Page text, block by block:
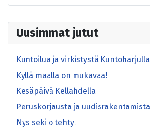
Uusimmat jutut
Kuntoilua ja virkistystä Kuntoharjulla
Kyllä maalla on mukavaa!
Kesäpäivä Kellahdella
Peruskorjausta ja uudisrakentamista
Nys seki o tehty!